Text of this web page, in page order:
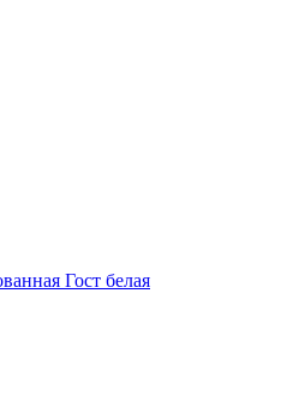
Гост белая